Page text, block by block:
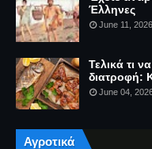
Έλληνες
June 11, 2026
Τελικά τι
διατροφή:
June 04,
Αγροτικά